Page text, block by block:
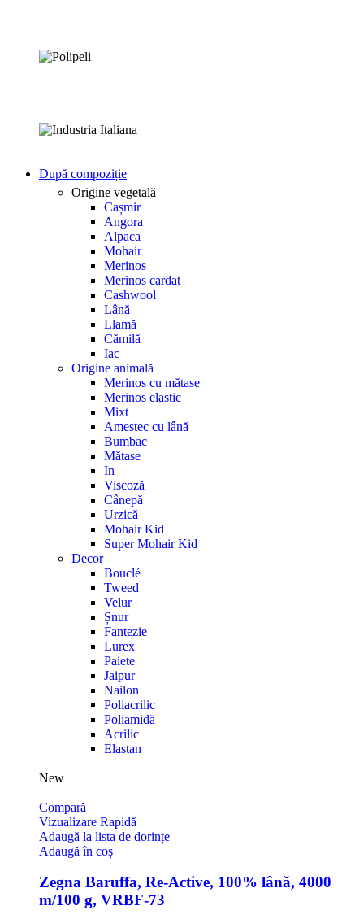
După compoziție
Origine vegetală
Cașmir
Angora
Alpaca
Mohair
Merinos
Merinos cardat
Cashwool
Lână
Llamă
Cămilă
Iac
Origine animală
Merinos cu mătase
Merinos elastic
Mixt
Amestec cu lână
Bumbac
Mătase
In
Viscoză
Cânepă
Urzică
Mohair Kid
Super Mohair Kid
Decor
Bouclé
Tweed
Velur
Șnur
Fantezie
Lurex
Paiete
Jaipur
Nailon
Poliacrilic
Poliamidă
Acrilic
Elastan
New
Compară
Vizualizare Rapidă
Adaugă la lista de dorințe
Adaugă în coș
Zegna Baruffa, Re-Active, 100% lână, 4000
m/100 g, VRBF-73